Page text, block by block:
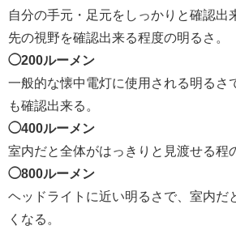
自分の手元・足元をしっかりと確認出
先の視野を確認出来る程度の明るさ。
◯200ルーメン
一般的な懐中電灯に使用される明るさ
も確認出来る。
◯400ルーメン
室内だと全体がはっきりと見渡せる程
◯800ルーメン
ヘッドライトに近い明るさで、室内だ
くなる。